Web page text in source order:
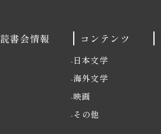
読書会情報 コンテンツ
日本文学
海外文学
映画
その他